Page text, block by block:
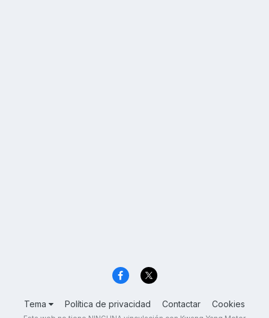
Tema Política de privacidad Contactar Cookies